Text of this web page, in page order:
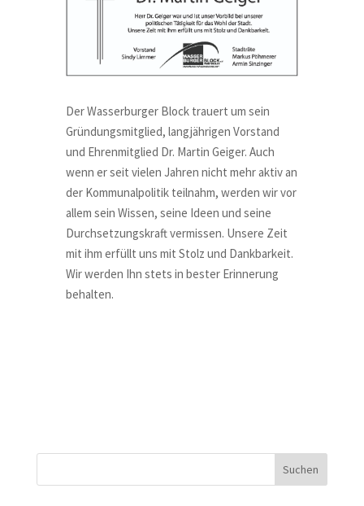
Der Wasserburger Block trauert um sein
Gründungsmitglied, langjährigen Vorstand
und Ehrenmitglied Dr. Martin Geiger. Auch
wenn er seit vielen Jahren nicht mehr aktiv an
der Kommunalpolitik teilnahm, werden wir vor
allem sein Wissen, seine Ideen und seine
Durchsetzungskraft vermissen. Unsere Zeit
mit ihm erfüllt uns mit Stolz und Dankbarkeit.
Wir werden Ihn stets in bester Erinnerung
behalten.